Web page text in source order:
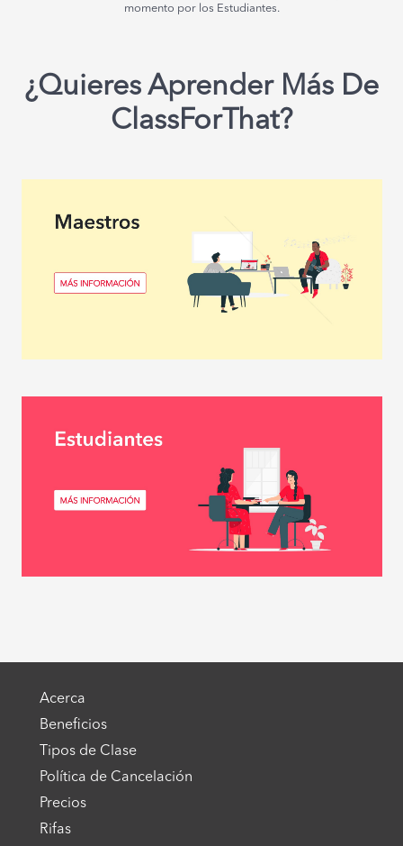
momento por los Estudiantes.
¿Quieres Aprender Más De
ClassForThat?
Acerca
Beneficios
Tipos de Clase
Política de Cancelación
Precios
Rifas